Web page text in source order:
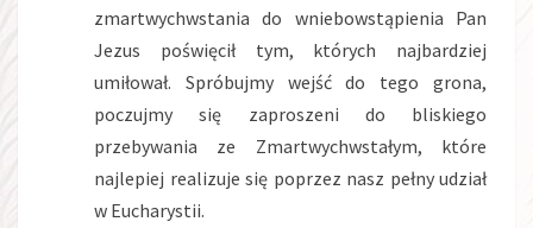
zmartwychwstania do wniebowstąpienia Pan
Jezus poświęcił tym, których najbardziej
umiłował. Spróbujmy wejść do tego grona,
poczujmy się zaproszeni do bliskiego
przebywania ze Zmartwychwstałym, które
najlepiej realizuje się poprzez nasz pełny udział
w Eucharystii.